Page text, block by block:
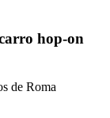
hop-on
de Roma